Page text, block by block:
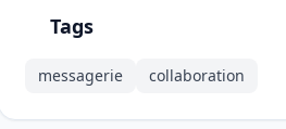
Tags
messagerie collaboration